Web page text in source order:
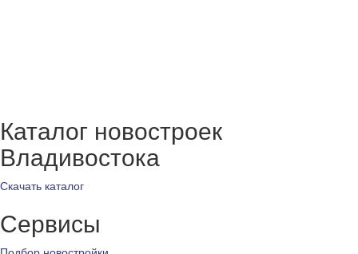
Каталог новостроек
Владивостока
Скачать каталог
Сервисы